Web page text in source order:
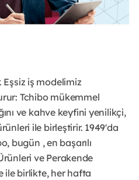
iş modelimiz
Tchibo mükemmel
ve kahve keyfini yenilikçi,
ile birleştirir. 1949'da
bugün , en başarılı
ve Perakende
ile birlikte, her hafta